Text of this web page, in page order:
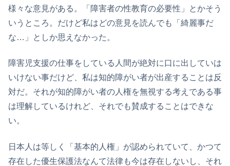
様々な意見がある。「障害者の性教育の必要性」とかそう
いうところ。だけど私はどの意見を読んでも「綺麗事だ
な…」としか思えなかった。
障害児支援の仕事をしている人間が絶対に口に出していは
いけない事だけど、私は知的障がい者が出産することは反
対だ。それが知的障がい者の人権を無視する考えである事
は理解しているけれど、それでも賛成することはできな
い。
日本人は等しく「基本的人権」が認められていて、かつて
存在した優生保護法なんて法律も今は存在しないし、それ